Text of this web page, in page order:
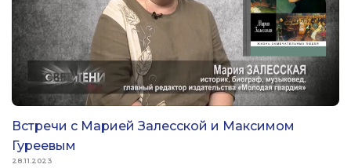
Встречи с Марией Залесской и Максимом
Гуреевым
28.11.2023